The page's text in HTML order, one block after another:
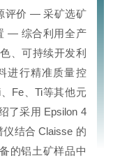
评价 — 采矿选矿
— 综合利用全产
、可持续开发利
进行精准质量控
Fe、Ti等其他元
了采用 Epsilon 4
仪结合 Claisse 的
的铝土矿样品中